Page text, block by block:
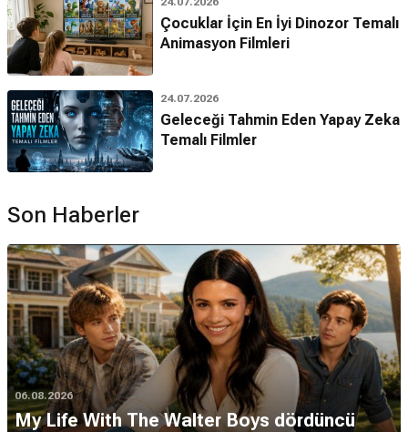
Çocuklar İçin En İyi Dinozor Temalı
Animasyon Filmleri
24.07.2026
Geleceği Tahmin Eden Yapay Zeka
Temalı Filmler
Son Haberler
06.08.2026
My Life With The Walter Boys dördüncü